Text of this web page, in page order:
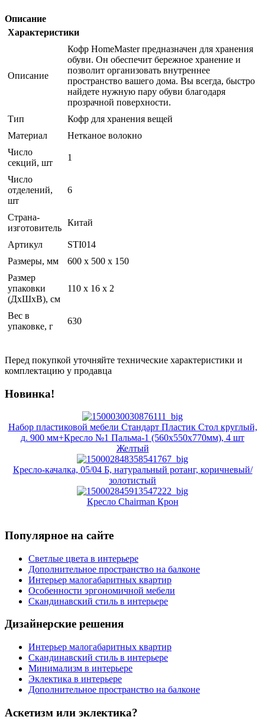
Описание
Характеристики
Описание
Кофр HomeMaster предназначен для хранения
обуви. Он обеспечит бережное хранение и
позволит организовать внутреннее
пространство вашего дома. Вы всегда, быстро
найдете нужную пару обуви благодаря
прозрачной поверхности.
Тип
Кофр для хранения вещей
Материал
Нетканое волокно
Число
секций, шт
1
Число
отделений,
шт
6
Страна-
изготовитель
Китай
Артикул
STI014
Размеры, мм
600 х 500 х 150
Размер
упаковки
(ДхШхВ), см
110 x 16 x 2
Вес в
упаковке, г
630
Перед покупкой уточняйте технические характеристики и
комплектацию у продавца
Новинка!
Набор пластиковой мебели Стандарт Пластик Стол круглый,
д. 900 мм+Кресло №1 Пальма-1 (560х550х770мм), 4 шт
Желтый
Кресло-качалка, 05/04 Б, натуральный ротанг, коричневый/
золотистый
Кресло Chairman Крон
Популярное на сайте
Светлые цвета в интерьере
Дополнительное пространство на балконе
Интерьер малогабаритных квартир
Особенности эргономичной мебели
Скандинавский стиль в интерьере
Дизайнерские решения
Интерьер малогабаритных квартир
Скандинавский стиль в интерьере
Минимализм в интерьере
Эклектика в интерьере
Дополнительное пространство на балконе
Аскетизм или эклектика?